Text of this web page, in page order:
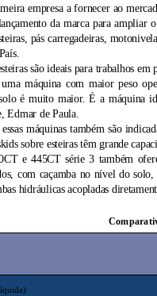
empresa a fornecer ao
da marca para ampliar
pás carregadeiras,
são ideais para trabalhos em
máquina com maior peso
é muito maior. É a máquina
Edmar de Paula.
máquinas também são
sobre esteiras têm grande
e 445CT série 3 também
com caçamba no nível do
hidráulicas acopladas